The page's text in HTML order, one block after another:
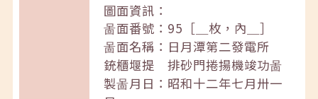
圖面資訊：
啚面番號：95［＿枚，內＿］
啚面名稱：日月潭第二發電所
銃櫃堰提 排砂門捲揚機竣功啚
製啚月日：昭和十二年七月卅一